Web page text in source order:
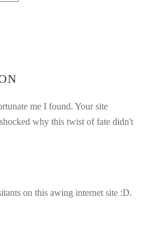
me I found. Your site
why this twist of fate didn't
on this awing internet site :D.